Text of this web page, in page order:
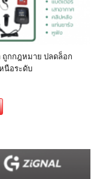
ถูกกฎหมาย ปลดล็อก
นือระดับ